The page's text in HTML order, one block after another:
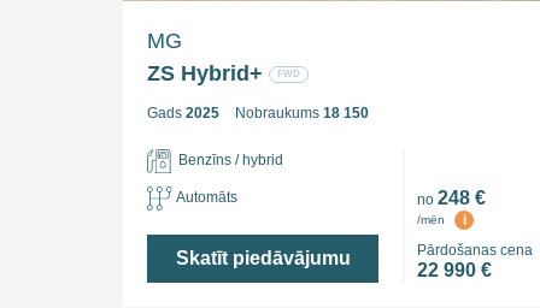
MG
ZS Hybrid+
FWD
Gads 2025 Nobraukums 18 150
Benzīns / hybrid
Automāts
Skatīt piedāvājumu
no 248 €
/mēn
i
Pārdošanas cena
22 990 €